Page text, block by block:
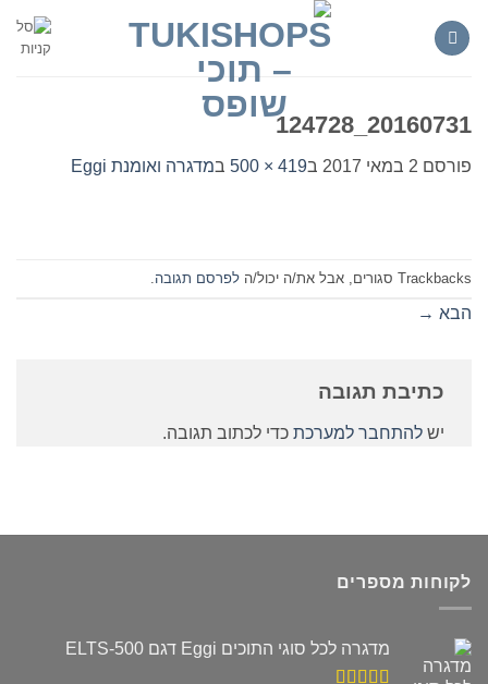
20160731_124728
פורסם 2 במאי 2017 ב419 × 500 במדגרה ואומנת Eggi
Trackbacks סגורים, אבל את/ה יכול/ה לפרסם תגובה
הבא →
כתיבת תגובה
יש להתחבר למערכת כדי לכתוב תגובה.
לקוחות מספרים
מדגרה לכל סוגי התוכים Eggi דגם ELTS-500